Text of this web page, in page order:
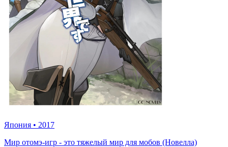
Япония • 2017
Мир отомэ-игр - это тяжелый мир для мобов (Новелла)